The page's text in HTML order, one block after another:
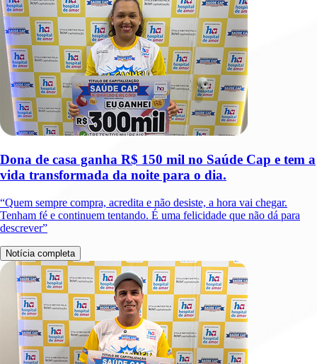
Dona de casa ganha R$ 150 mil no Saúde Cap e tem a
vida transformada da noite para o dia.
“Quem sempre compra, acredita e não desiste, a hora vai chegar.
Tenham fé e continuem tentando. É uma felicidade que não dá para
descrever”
Notícia completa